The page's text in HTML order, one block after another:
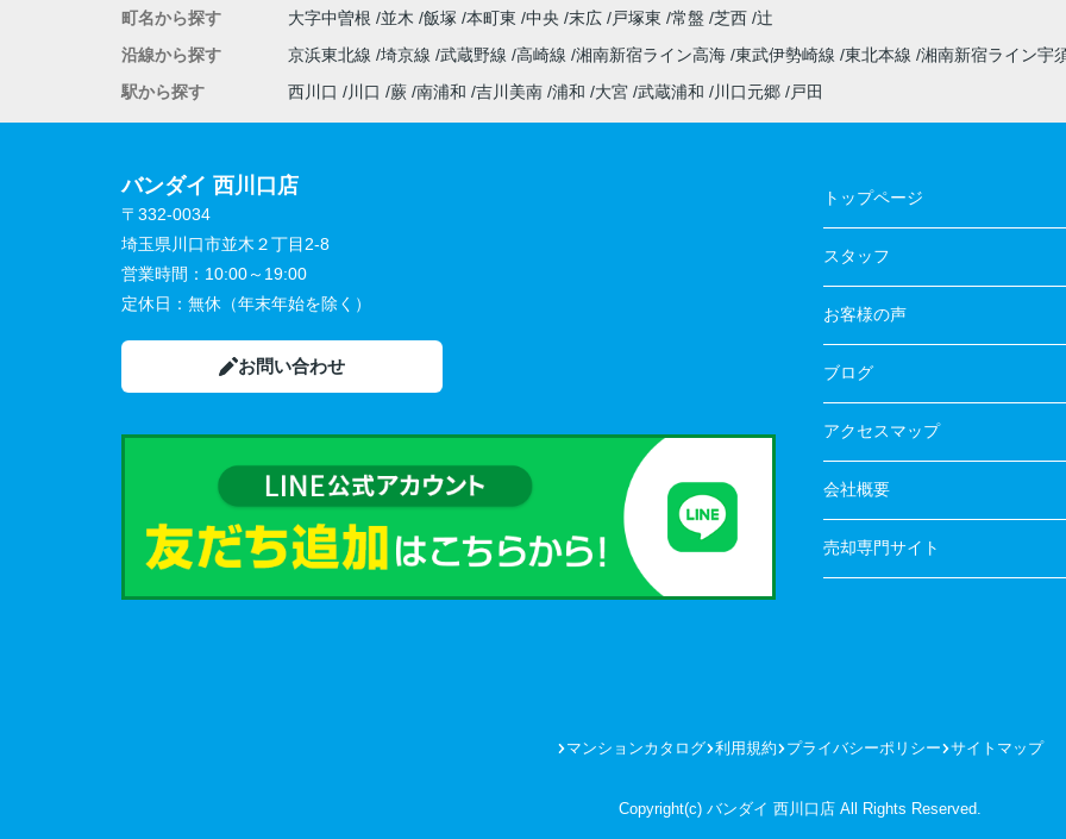
町名から探す
大字中曽根 並木 飯塚 本町東 中央 末広 戸塚東 常盤 芝西 辻
沿線から探す
京浜東北線 埼京線 武蔵野線 高崎線 湘南新宿ライン高海 東武伊勢崎線 東北本線 湘南新宿ライン宇
駅から探す
西川口 川口 蕨 南浦和 吉川美南 浦和 大宮 武蔵浦和 川口元郷 戸田
バンダイ 西川口店
〒332-0034
埼玉県川口市並木２丁目2-8
営業時間： 10:00～19:00
定休日： 無休（年末年始を除く）
お問い合わせ
トップページ
スタッフ
お客様の声
ブログ
アクセスマップ
会社概要
売却専門サイト
マンションカタログ 利用規約 プライバシーポリシー サイトマップ
Copyright(c) バンダイ 西川口店 All Rights Reserved.